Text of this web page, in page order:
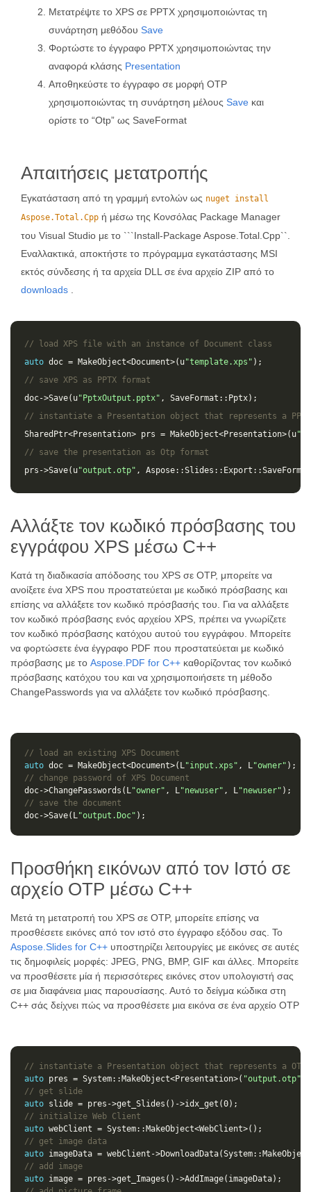
Μετατρέψτε το XPS σε PPTX χρησιμοποιώντας τη
συνάρτηση μεθόδου Save
Φορτώστε το έγγραφο PPTX χρησιμοποιώντας την
αναφορά κλάσης Presentation
Αποθηκεύστε το έγγραφο σε μορφή OTP
χρησιμοποιώντας τη συνάρτηση μέλους Save και
ορίστε το “Otp” ως SaveFormat
Απαιτήσεις μετατροπής
Εγκατάσταση από τη γραμμή εντολών ως nuget install
Aspose.Total.Cpp ή μέσω της Κονσόλας Package Manager
του Visual Studio με το ```Install-Package Aspose.Total.Cpp``.
Εναλλακτικά, αποκτήστε το πρόγραμμα εγκατάστασης MSI
εκτός σύνδεσης ή τα αρχεία DLL σε ένα αρχείο ZIP από το
downloads
// load XPS file with an instance of Document class
auto doc = MakeObject<Document>( u"template.xps" );
// save XPS as PPTX format
doc->Save( u"PptxOutput.pptx" , SaveFormat :: Pptx);
// instantiate a Presentation object that represents a
SharedPtr<Presentation> prs = MakeObject<Presentation>( u
// save the presentation as Otp format
prs ->Save( u"output.otp" , Aspose::Slides :: Export ::SaveFormat
Αλλάξτε τον κωδικό πρόσβασης του
εγγράφου XPS μέσω C++
Κατά τη διαδικασία απόδοσης του XPS σε OTP, μπορείτε να
ανοίξετε ένα XPS που προστατεύεται με κωδικό πρόσβασης και
επίσης να αλλάξετε τον κωδικό πρόσβασής του. Για να αλλάξετε
τον κωδικό πρόσβασης ενός αρχείου XPS, πρέπει να γνωρίζετε
τον κωδικό πρόσβασης κατόχου αυτού του εγγράφου. Μπορείτε
να φορτώσετε ένα έγγραφο PDF που προστατεύεται με κωδικό
πρόσβασης με το Aspose.PDF for C++ καθορίζοντας τον κωδικό
πρόσβασης κατόχου του και να χρησιμοποιήσετε τη μέθοδο
ChangePasswords για να αλλάξετε τον κωδικό πρόσβασης.
// load an existing XPS Document
auto doc = MakeObject<Document>( L"input.xps" , L"owner" );
// change password of XPS Document
doc->ChangePasswords ( L"owner" , L"newuser" , L"newuser" );
// save the document
doc->Save( L"output.Doc" );
Προσθήκη εικόνων από τον Ιστό σε
αρχείο OTP μέσω C++
Μετά τη μετατροπή του XPS σε OTP, μπορείτε επίσης να
προσθέσετε εικόνες από τον ιστό στο έγγραφο εξόδου σας. Το
Aspose.Slides for C++ υποστηρίζει λειτουργίες με εικόνες σε αυτές
τις δημοφιλείς μορφές: JPEG, PNG, BMP, GIF και άλλες. Μπορείτε
να προσθέσετε μία ή περισσότερες εικόνες στον υπολογιστή σας
σε μια διαφάνεια μιας παρουσίασης. Αυτό το δείγμα κώδικα στη
C++ σάς δείχνει πώς να προσθέσετε μια εικόνα σε ένα αρχείο OTP
// instantiate a Presentation object that represents a
auto pres = System:: MakeObject<Presentation>( "output.otp"
// get slide
auto slide = pres ->get_Slides () ->idx_get (0);
// initialize Web Client
auto webClient = System:: MakeObject<WebClient>();
// get image data
auto imageData = webClient ->DownloadData(System:: MakeObject
// add image
auto image = pres ->get_Images () ->AddImage( imageData);